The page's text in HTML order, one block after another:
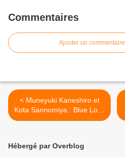
Commentaires
Ajouter un commentaire
< Muneyuki Kaneshiro et
Kota Sannomiya : Blue Lock
épisode Nagi tome 4
Hébergé par Overblog